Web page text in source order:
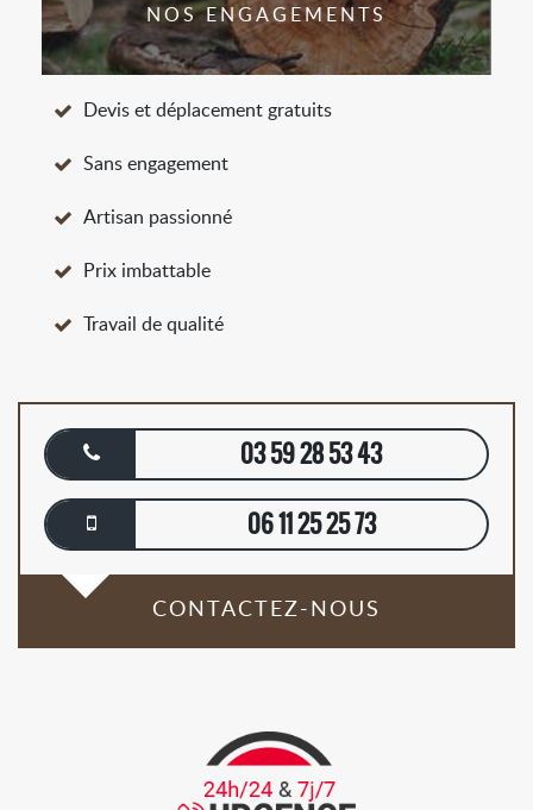
NOS ENGAGEMENTS
Devis et déplacement gratuits
Sans engagement
Artisan passionné
Prix imbattable
Travail de qualité
03 59 28 53 43
06 11 25 25 73
CONTACTEZ-NOUS